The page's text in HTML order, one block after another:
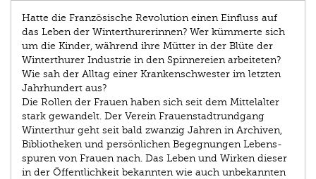
Hatte die Französische Revolution einen Einfluss auf
das Leben der Winterthurerinnen? Wer kümmerte sich
um die Kinder, während ihre Mütter in der Blüte der
Winter­thurer Industrie in den Spinnereien arbeiteten?
Wie sah der Alltag einer Krankenschwester im letzten
Jahrhundert aus?
Die Rollen der Frauen haben sich seit dem Mittel­alter
stark gewandelt. Der Verein Frauenstadtrundgang
Winter­thur geht seit bald zwanzig Jahren in Archiven,
Bibliotheken und persönlichen Begegnungen Lebens­
spuren von Frauen nach. Das Leben und Wirken dieser
in der Öffentlichkeit bekannten wie auch ­unbekannten